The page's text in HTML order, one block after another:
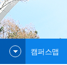
캠퍼스맵